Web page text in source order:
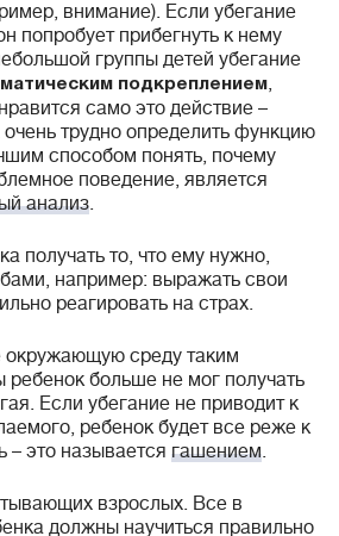
внимание). Если убегание
попробует прибегнуть к нему
группы детей убегание
подкреплением,
само это действие –
очень трудно определить функцию
способом понять, почему
поведение, является
анализ.
получать то, что ему нужно,
например: выражать свои
реагировать на страх.
окружающую среду таким
ребенок больше не мог получать
Если убегание не приводит к
ребенок будет все реже к
– это называется гашением.
взрослых. Все в
должны научиться правильно